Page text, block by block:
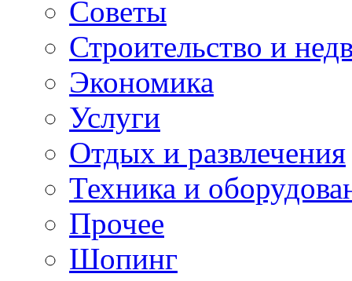
Советы
Строительство и
Экономика
Услуги
Отдых и развлечения
Техника и
Прочее
Шопинг